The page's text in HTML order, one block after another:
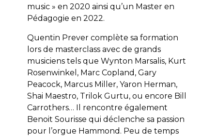
music » en 2020 ainsi qu’un Master en
Pédagogie en 2022.
Quentin Prever complète sa formation
lors de masterclass avec de grands
musiciens tels que Wynton Marsalis, Kurt
Rosenwinkel, Marc Copland, Gary
Peacock, Marcus Miller, Yaron Herman,
Shai Maestro, Trilok Gurtu, ou encore Bill
Carrothers… Il rencontre également
Benoit Sourisse qui déclenche sa passion
pour l’orgue Hammond. Peu de temps